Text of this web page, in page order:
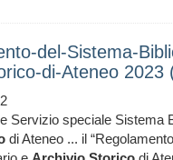
del-Sistema-
di-Ateneo 2023
Servizio speciale Sistema
di Ateneo ... il